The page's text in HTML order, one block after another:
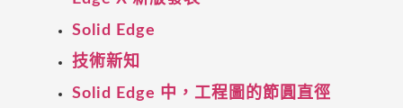
Solid Edge
技術新知
Solid Edge 中，工程圖的節圓直徑